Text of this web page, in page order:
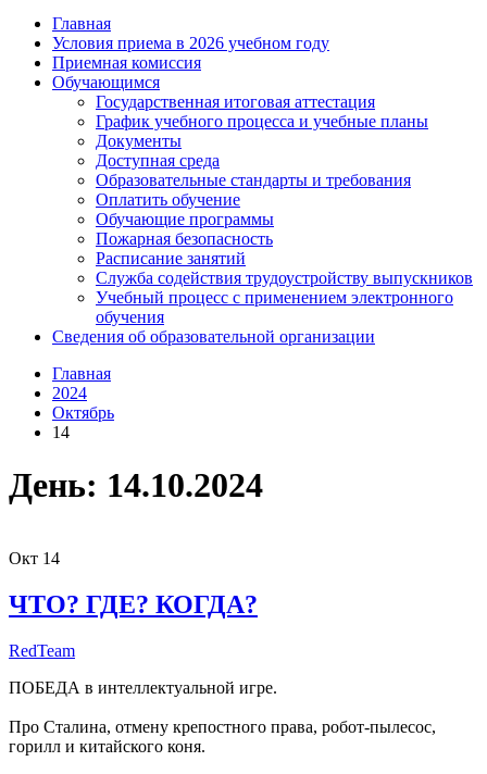
Главная
Условия приема в 2026 учебном году
Приемная комиссия
Обучающимся
Государственная итоговая аттестация
График учебного процесса и учебные планы
Документы
Доступная среда
Образовательные стандарты и требования
Оплатить обучение
Обучающие программы
Пожарная безопасность
Расписание занятий
Служба содействия трудоустройству выпускников
Учебный процесс с применением электронного
обучения
Сведения об образовательной организации
Главная
2024
Октябрь
14
День: 14.10.2024
Окт 14
ЧТО? ГДЕ? КОГДА?
RedTeam
ПОБЕДА в интеллектуальной игре.
Про Сталина, отмену крепостного права, робот-пылесос,
горилл и китайского коня.